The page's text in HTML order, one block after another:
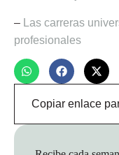
–
Las carreras
profesionales
Copiar enlace